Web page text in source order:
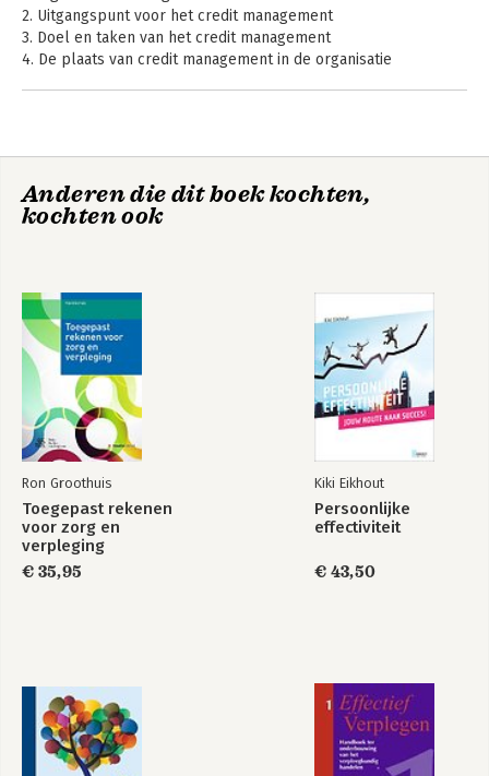
2. Uitgangspunt voor het credit management
3. Doel en taken van het credit management
4. De plaats van credit management in de organisatie
10. Factoring
11. De oorzaken van achterstanden (de oorzakenanalyse)
15. Rapporteren
16. Tot slot
Bijlagen
1. Letter of credit
2. Definitie van dubieus
Over de auteur
Anderen die dit boek kochten,
kochten ook
Ron Groothuis
Toegepast rekenen
voor zorg en
verpleging
€ 35,95
Kiki Eikhout
Persoonlijke
effectiviteit
€ 43,50